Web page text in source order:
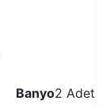
Banyo2 Adet